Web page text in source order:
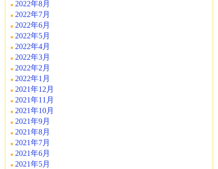
2022年8月
2022年7月
2022年6月
2022年5月
2022年4月
2022年3月
2022年2月
2022年1月
2021年12月
2021年11月
2021年10月
2021年9月
2021年8月
2021年7月
2021年6月
2021年5月